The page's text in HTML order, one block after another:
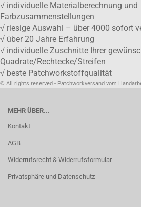
√ individuelle Materialberechnung und
Farbzusammenstellungen
√ riesige Auswahl – über 4000 sofort
√ über 20 Jahre Erfahrung
√ individuelle Zuschnitte Ihrer
Quadrate/Rechtecke/Streifen
√ beste Patchworkstoffqualität
© All rights reserved - Patchworkversand vom
MEHR ÜBER...
Kontakt
AGB
Widerrufsrecht & Widerrufsformular
Privatsphäre und Datenschutz